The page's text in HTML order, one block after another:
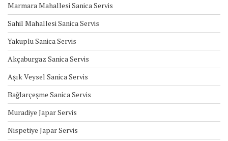
Marmara Mahallesi Sanica Servis
Sahil Mahallesi Sanica Servis
Yakuplu Sanica Servis
Akçaburgaz Sanica Servis
Aşık Veysel Sanica Servis
Bağlarçeşme Sanica Servis
Muradiye Japar Servis
Nispetiye Japar Servis